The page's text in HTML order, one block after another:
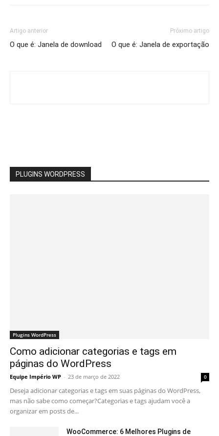
Artigo anterior
O que é: Janela de download
Próximo artigo
O que é: Janela de exportação
PLUGINS WORDPRESS
Plugins WordPress
Como adicionar categorias e tags em
páginas do WordPress
Equipe Império WP - 23 de março de 2022 0
Deseja adicionar categorias e tags em suas páginas do WordPress,
mas não sabe como começar?Categorias e tags ajudam você a
organizar em posts de...
WooCommerce: 6 Melhores Plugins de